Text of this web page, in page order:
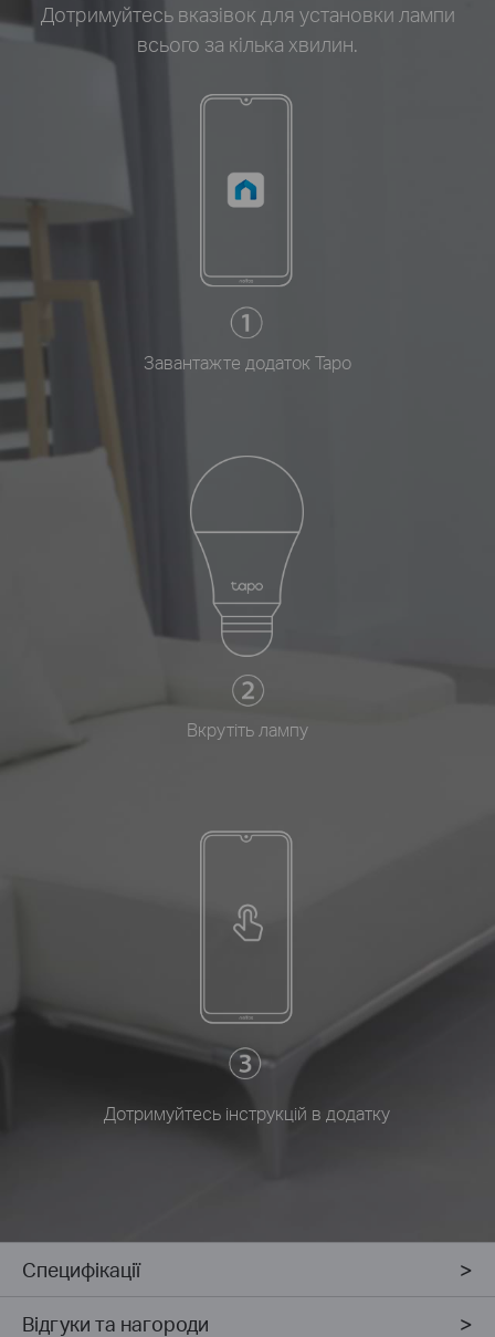
Дотримуйтесь вказівок для установки лампи
всього за кілька хвилин.
Завантажте додаток Tapo
Вкрутіть лампу
Дотримуйтесь інструкцій в додатку
Специфікації
Відгуки та нагороди